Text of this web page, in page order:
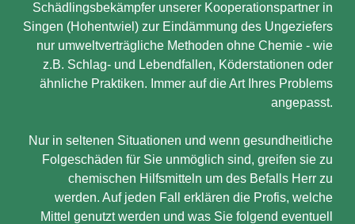
Schädlingsbekämpfer unserer Kooperationspartner in
Singen (Hohentwiel) zur Eindämmung des Ungeziefers
nur umweltverträgliche Methoden ohne Chemie - wie
z.B. Schlag- und Lebendfallen, Köderstationen oder
ähnliche Praktiken. Immer auf die Art Ihres Problems
angepasst.
Nur in seltenen Situationen und wenn gesundheitliche
Folgeschäden für Sie unmöglich sind, greifen sie zu
chemischen Hilfsmitteln um des Befalls Herr zu
werden. Auf jeden Fall erklären die Profis, welche
Mittel genutzt werden und was Sie folgend eventuell